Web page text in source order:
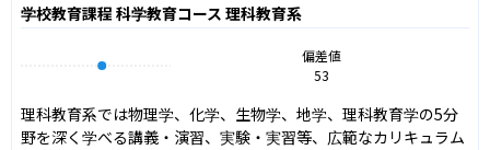
学校教育課程 科学教育コース 理科教育系
偏差値
53
理科教育系では物理学、化学、生物学、地学、理科教育学の5分
野を深く学べる講義・演習、実験・実習等、広範なカリキュラム